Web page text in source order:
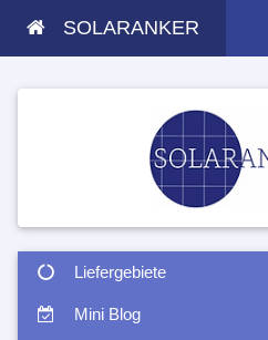
SOLARANKER
Liefergebiete
Mini Blog